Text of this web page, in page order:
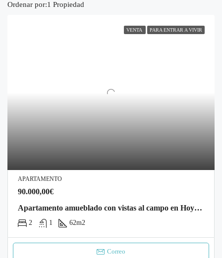
1 Propiedad
Ordenar por:
VENTA PARA ENTRAR A VIVIR
APARTAMENTO
90.000,00€
Apartamento amueblado con vistas al campo en Hoyos del Espino.
2 1 62m2
Correo